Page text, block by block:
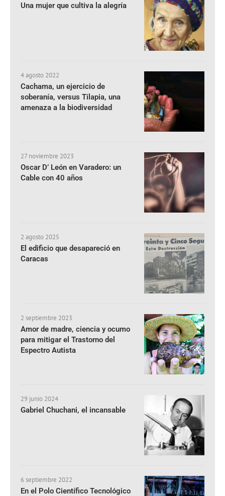
Una mujer que cultiva la alegría
4 agosto 2022
Cachama, un ejercicio de
soberanía, versus Tilapia, una
amenaza a la biodiversidad
27 noviembre 2023
Oscar D’ León en Varadero: un
Cable con 40 años
2 agosto 2025
El edificio que desapareció en
Caracas
2 septiembre 2023
Amor de madre, ciencia y ocumo
para mitigar el Trastorno del
Espectro Autista
29 junio 2024
Gabriel Chuchani, el incansable
6 septiembre 2022
En el Polo Científico Tecnológico